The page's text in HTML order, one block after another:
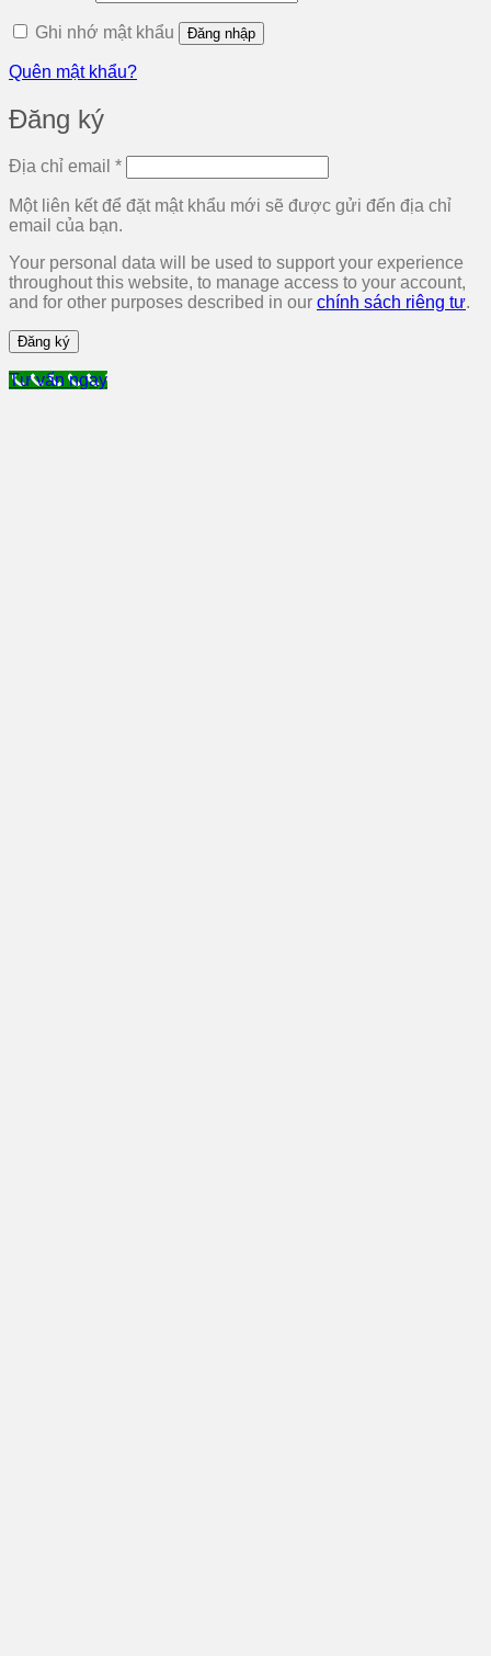
buộc
Ghi nhớ mật khẩu
Đăng nhập
Quên mật khẩu?
Đăng ký
Địa chỉ email *Bắt
buộc
Một liên kết để đặt mật khẩu mới sẽ được gửi đến địa chỉ
email của bạn.
Your personal data will be used to support your experience
throughout this website, to manage access to your account,
and for other purposes described in our chính sách riêng tư.
Đăng ký
Tư vấn ngay